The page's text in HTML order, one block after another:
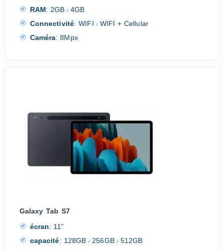
RAM: 2GB/ 4GB
Connectivité: WIFI /WIFI + Cellular
Caméra: 8Mpx
Galaxy Tab S7
écran: 11"
capacité: 128GB/ 256GB /512GB